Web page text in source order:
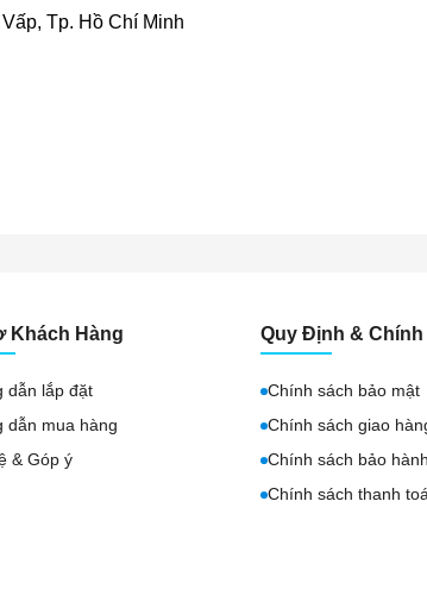
Tp. Hồ Chí Minh
Khách Hàng
dẫn lắp đặt
dẫn mua hàng
& Góp ý
Quy Định & Chính
Chính sách bảo mật
Chính sách giao
Chính sách bảo
Chính sách thanh